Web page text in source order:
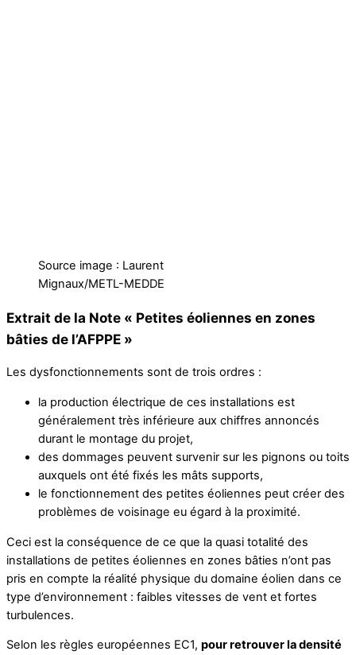
Source image : Laurent
Mignaux/METL-MEDDE
Extrait de la Note « Petites éoliennes en zones
bâties de l’AFPPE »
Les dysfonctionnements sont de trois ordres :
la production électrique de ces installations est
généralement très inférieure aux chiffres annoncés
durant le montage du projet,
des dommages peuvent survenir sur les pignons ou toits
auxquels ont été fixés les mâts supports,
le fonctionnement des petites éoliennes peut créer des
problèmes de voisinage eu égard à la proximité.
Ceci est la conséquence de ce que la quasi totalité des
installations de petites éoliennes en zones bâties n’ont pas
pris en compte la réalité physique du domaine éolien dans ce
type d’environnement : faibles vitesses de vent et fortes
turbulences.
Selon les règles européennes EC1, pour retrouver la densité